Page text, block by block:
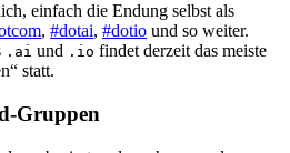
einfach die Endung selbst als
, #dotai, #dotio und so weiter.
.ai und .io findet derzeit das meiste
statt.
Gruppen